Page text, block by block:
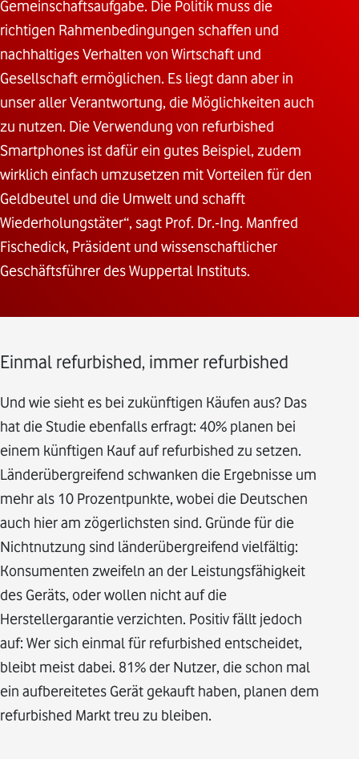
Gemeinschaftsaufgabe. Die Politik muss die
richtigen Rahmenbedingungen schaffen und
nachhaltiges Verhalten von Wirtschaft und
Gesellschaft ermöglichen. Es liegt dann aber in
unser aller Verantwortung, die Möglichkeiten auch
zu nutzen. Die Verwendung von refurbished
Smartphones ist dafür ein gutes Beispiel, zudem
wirklich einfach umzusetzen mit Vorteilen für den
Geldbeutel und die Umwelt und schafft
Wiederholungstäter“, sagt Prof. Dr.-Ing. Manfred
Fischedick, Präsident und wissenschaftlicher
Geschäftsführer des Wuppertal Instituts.
Einmal refurbished, immer refurbished
Und wie sieht es bei zukünftigen Käufen aus? Das
hat die Studie ebenfalls erfragt: 40% planen bei
einem künftigen Kauf auf refurbished zu setzen.
Länderübergreifend schwanken die Ergebnisse um
mehr als 10 Prozentpunkte, wobei die Deutschen
auch hier am zögerlichsten sind. Gründe für die
Nichtnutzung sind länderübergreifend vielfältig:
Konsumenten zweifeln an der Leistungsfähigkeit
des Geräts, oder wollen nicht auf die
Herstellergarantie verzichten. Positiv fällt jedoch
auf: Wer sich einmal für refurbished entscheidet,
bleibt meist dabei. 81% der Nutzer, die schon mal
ein aufbereitetes Gerät gekauft haben, planen dem
refurbished Markt treu zu bleiben.